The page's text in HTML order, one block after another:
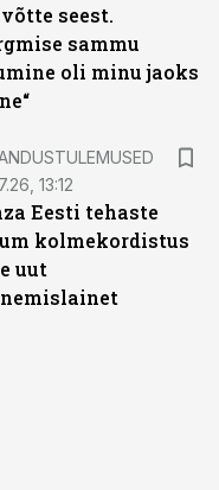
seest.
sammu
oli minu jaoks
13:12
Eesti tehaste
kolmekordistus
uut